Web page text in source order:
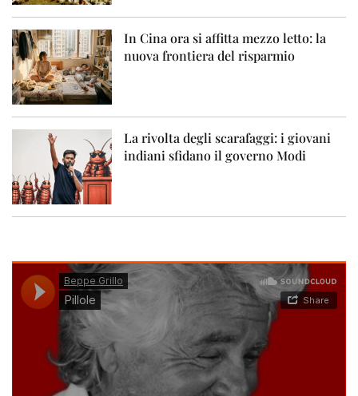
In Cina ora si affitta mezzo letto: la
nuova frontiera del risparmio
La rivolta degli scarafaggi: i giovani
indiani sfidano il governo Modi